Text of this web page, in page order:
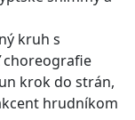
kruh s
choreografie
krok do strán,
hrudníkom